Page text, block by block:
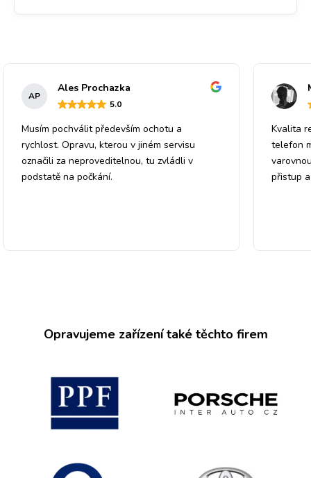
AP
Ales Prochazka
5.0
Musím pochválit především ochotu a
rychlost. Opravu, kterou v jiném servisu
označili za neproveditelnou, tu zvládli v
podstatě na počkání.
Kvalita
telefon
přistup
Opravujeme zařízení také těchto firem